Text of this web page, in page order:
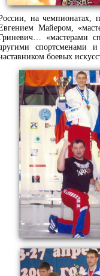
на чемпионатах,
Майером,
«мастерами
спортсменами
боевых